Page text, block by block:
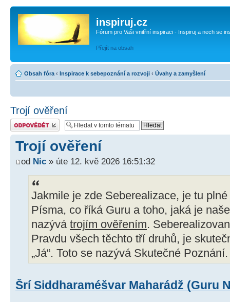
inspiruj.cz
Fórum pro Vaši vnitřní inspiraci - Inspiruj a nech se
Přejít na obsah
Obsah fóra ‹ Inspirace k sebepoznání a rozvoji ‹ Úvahy a zamyšlení
Trojí ověření
Odeslat odpověď
Trojí ověření
od Nic » úte 12. kvě 2026 16:51:32
Jakmile je zde Seberealizace, je tu
Písma, co říká Guru a toho, jaká je
nazývá trojím ověřením.
Pravdu všech těchto tří druhů, je
„Já“. Toto se nazývá Skutečné Poznání.
Šrí Siddharaméšvar Maharádž (Guru